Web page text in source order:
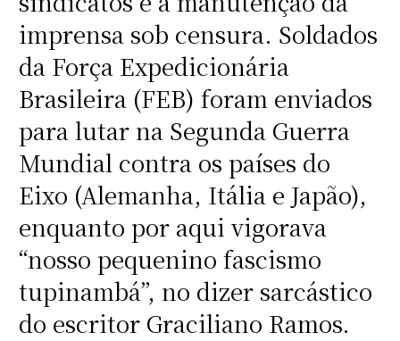
imprensa sob censura. Soldados
da Força Expedicionária
Brasileira (FEB) foram enviados
para lutar na Segunda Guerra
Mundial contra os países do
Eixo (Alemanha, Itália e Japão),
enquanto por aqui vigorava
“nosso pequenino fascismo
tupinambá”, no dizer sarcástico
do escritor Graciliano Ramos.